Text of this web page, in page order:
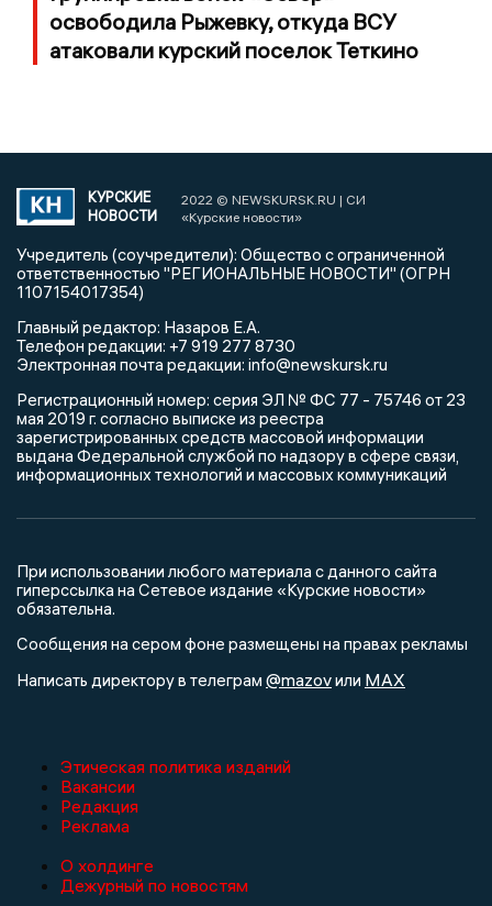
освободила Рыжевку, откуда ВСУ
атаковали курский поселок Теткино
КУРСКИЕ
НОВОСТИ
2022 © NEWSKURSK.RU | СИ
«Курские новости»
Учредитель (соучредители): Общество с ограниченной
ответственностью "РЕГИОНАЛЬНЫЕ НОВОСТИ" (ОГРН
1107154017354)
Главный редактор: Назаров Е.А.
Телефон редакции: +7 919 277 8730
Электронная почта редакции: info@newskursk.ru
Регистрационный номер: серия ЭЛ № ФС 77 - 75746 от 23
мая 2019 г. согласно выписке из реестра
зарегистрированных средств массовой информации
выдана Федеральной службой по надзору в сфере связи,
информационных технологий и массовых коммуникаций
При использовании любого материала с данного сайта
гиперссылка на Сетевое издание «Курские новости»
обязательна.
Сообщения на сером фоне размещены на правах рекламы
Написать директору в телеграм @mazovили MAX
Этическая политика изданий
Вакансии
Редакция
Реклама
О холдинге
Дежурный по новостям